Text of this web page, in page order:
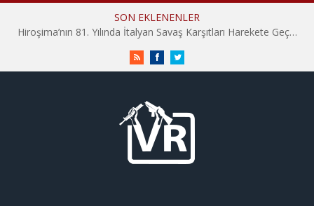
SON EKLENENLER
Hiroşima’nın 81. Yılında İtalyan Savaş Karşıtları Harekete Geçti: “Hatırlamak yeterli değil”
RSS FacebookTwitter